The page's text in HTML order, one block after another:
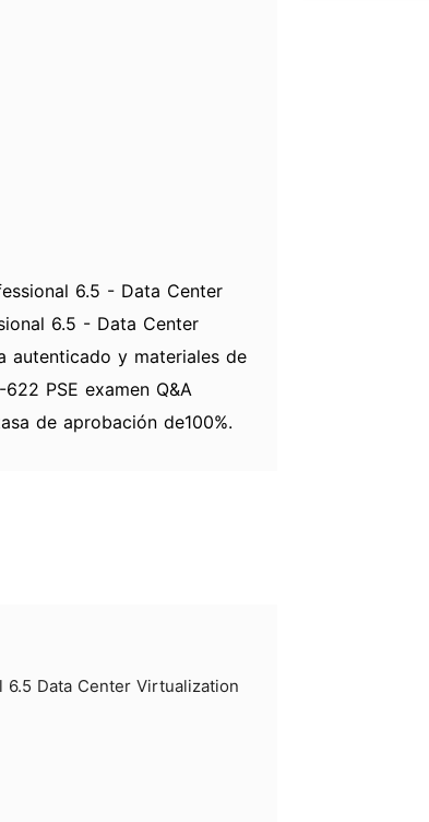
6.5 - Data Center
6.5 - Data Center
autenticado y materiales de
PSE examen Q&A
de aprobación de100%.
Data Center Virtualization